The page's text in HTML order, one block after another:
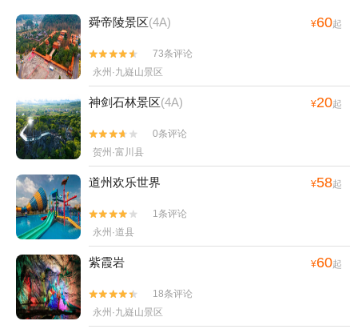
舜帝陵景区(4A) ¥60起


73条评论
永州·九嶷山景区
神剑石林景区(4A) ¥20起


0条评论
贺州·富川县
道州欢乐世界 ¥58起


1条评论
永州·道县
紫霞岩 ¥60起


18条评论
永州·九嶷山景区